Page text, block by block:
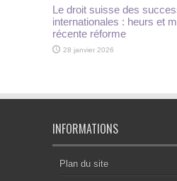
Le droit suisse des
internationales : heurs et
récente réforme
28 janvier 2026
INFORMATIONS
Plan du site